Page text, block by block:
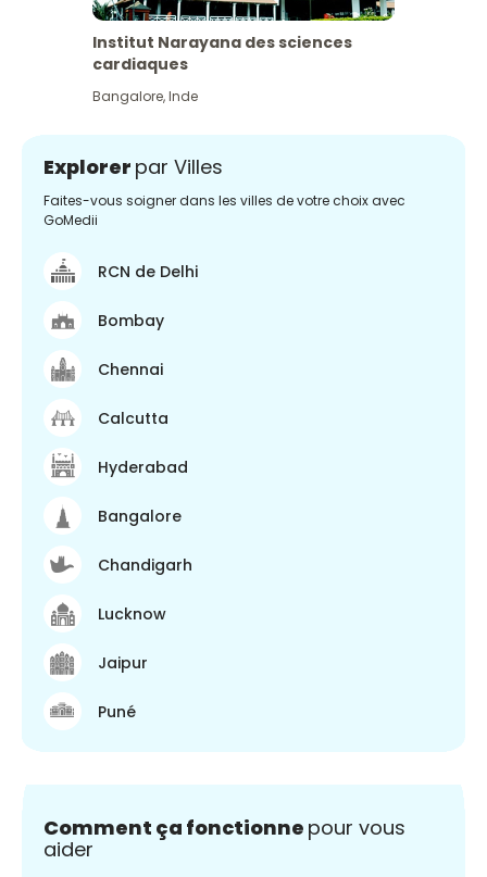
Institut Narayana des sciences
cardiaques
Bangalore,Inde
Explorer par Villes
Faites-vous soigner dans les villes de votre choix avec
GoMedii
RCN de Delhi
Bombay
Chennai
Calcutta
Hyderabad
Bangalore
Chandigarh
Lucknow
Jaipur
Puné
Comment ça fonctionne pour vous
aider